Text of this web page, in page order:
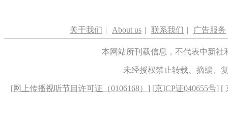
关于我们 | About us | 联系我们 | 广告服务
本网站所刊载信息，不代表中新
未经授权禁止转载、摘编、
[网上传播视听节目许可证（0106168） ] [京ICP证040655号] [